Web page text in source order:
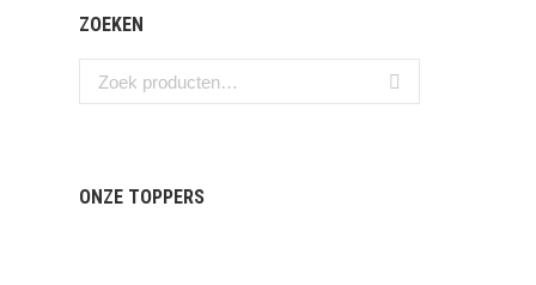
ZOEKEN
ONZE TOPPERS